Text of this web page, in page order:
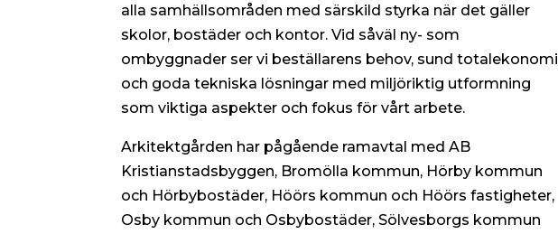
alla samhällsområden med särskild styrka när det gäller
skolor, bostäder och kontor. Vid såväl ny- som
ombyggnader ser vi beställarens behov, sund totalekonomi
och goda tekniska lösningar med miljöriktig utformning
som viktiga aspekter och fokus för vårt arbete.
Arkitektgården har pågående ramavtal med AB
Kristianstadsbyggen, Bromölla kommun, Hörby kommun
och Hörbybostäder, Höörs kommun och Höörs fastigheter,
Osby kommun och Osbybostäder, Sölvesborgs kommun